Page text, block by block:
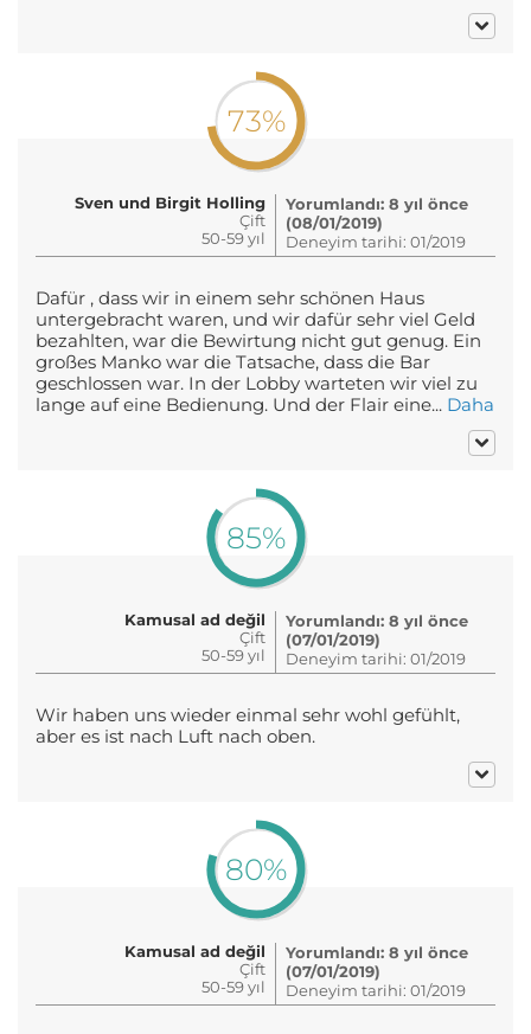
73%
Sven und Birgit Holling
Çift
50-59 yıl
Yorumlandı: 8 yıl önce
(08/01/2019)
Deneyim tarihi: 01/2019
Dafür , dass wir in einem sehr schönen Haus
untergebracht waren, und wir dafür sehr viel Geld
bezahlten, war die Bewirtung nicht gut genug. Ein
großes Manko war die Tatsache, dass die Bar
geschlossen war. In der Lobby warteten wir viel zu
lange auf eine Bedienung. Und der Flair eine... Daha
85%
Kamusal ad değil
Çift
50-59 yıl
Yorumlandı: 8 yıl önce
(07/01/2019)
Deneyim tarihi: 01/2019
Wir haben uns wieder einmal sehr wohl gefühlt,
aber es ist nach Luft nach oben.
80%
Kamusal ad değil
Çift
50-59 yıl
Yorumlandı: 8 yıl önce
(07/01/2019)
Deneyim tarihi: 01/2019